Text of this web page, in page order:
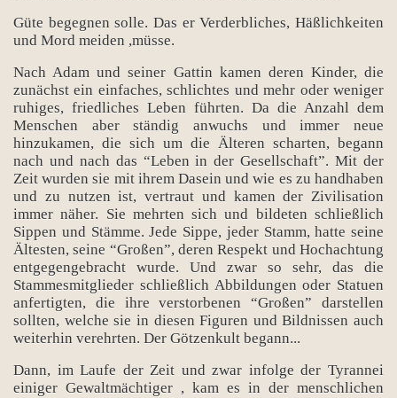
Güte begegnen solle. Das er Verderbliches, Häßlichkeiten
und Mord meiden ,müsse.
Nach Adam und seiner Gattin kamen deren Kinder, die
zunächst ein einfaches, schlichtes und mehr oder weniger
ruhiges, friedliches Leben führten. Da die Anzahl dem
Menschen aber ständig anwuchs und immer neue
hinzukamen, die sich um die Älteren scharten, begann
nach und nach das “Leben in der Gesellschaft”. Mit der
Zeit wurden sie mit ihrem Dasein und wie es zu handhaben
und zu nutzen ist, vertraut und kamen der Zivilisation
immer näher. Sie mehrten sich und bildeten schließlich
Sippen und Stämme. Jede Sippe, jeder Stamm, hatte seine
Ältesten, seine “Großen”, deren Respekt und Hochachtung
entgegengebracht wurde. Und zwar so sehr, das die
Stammesmitglieder schließlich Abbildungen oder Statuen
anfertigten, die ihre verstorbenen “Großen” darstellen
sollten, welche sie in diesen Figuren und Bildnissen auch
weiterhin verehrten. Der Götzenkult begann...
Dann, im Laufe der Zeit und zwar infolge der Tyrannei
einiger Gewaltmächtiger , kam es in der menschlichen